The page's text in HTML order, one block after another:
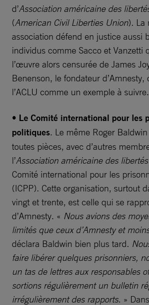
d’Association américaine des
(American Civil Liberties Union). La
association défend en justice aussi
individus comme Sacco et Vanzetti
l’œuvre alors censurée de James
Benenson, le fondateur d’Amnesty,
l’ACLU comme un exemple à suivre.
• Le Comité international pour les
politiques. Le même Roger
toutes pièces, avec d’autres
l’Association américaine des
Comité international pour les
(ICPP). Cette organisation, surtout
vingt et trente, est celle qui se
d’Amnesty. « Nous avions des
limités que ceux d’Amnesty et
déclara Baldwin bien plus tard.
faire libérer quelques prisonniers,
un tas de lettres aux responsables
sortions régulièrement un bulletin
irrégulièrement des rapports. »